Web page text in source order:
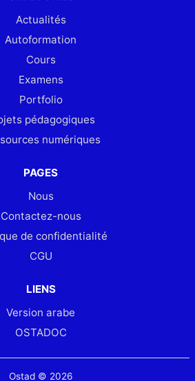
Actualités
Autoformation
Cours
Examens
Portfolio
pédagogiques
numériques
PAGES
Nous
Contactez-nous
de confidentialité
CGU
LIENS
Version arabe
OSTADOC
Ostad © 2026